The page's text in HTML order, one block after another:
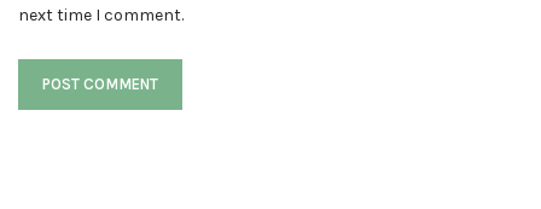
next time I comment.